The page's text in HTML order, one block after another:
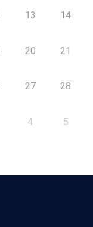
13 14
20 21
27 28
4 5